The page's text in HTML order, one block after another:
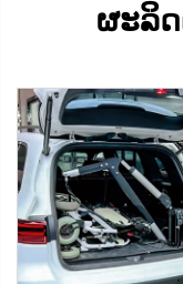
ຜະລິ